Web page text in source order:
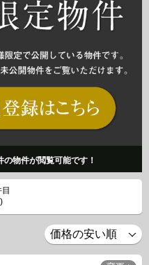
の物件が閲覧可能です！